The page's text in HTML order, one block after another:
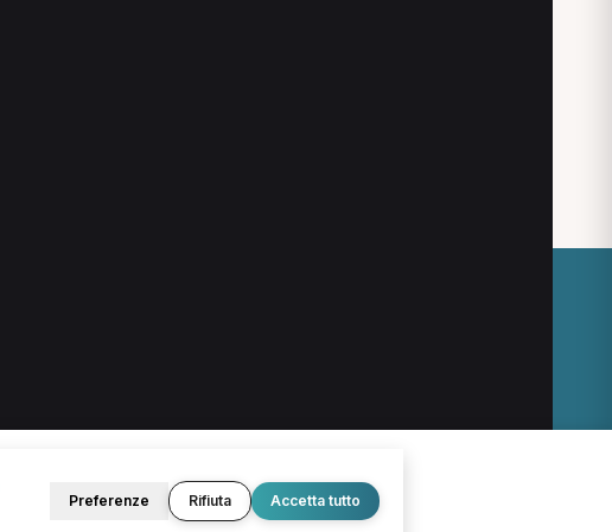
Preferenze Rifiuta Accetta tutto